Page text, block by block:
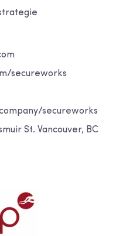
secureworks
secureworks
St. Vancouver, BC